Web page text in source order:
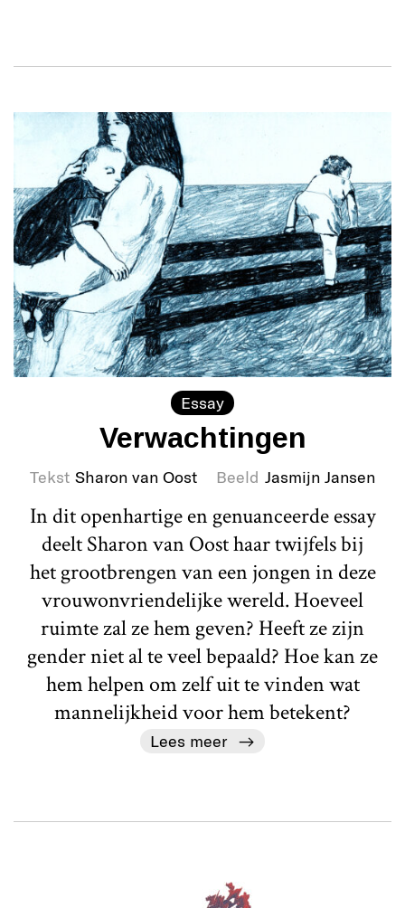
Essay
Verwachtingen
Tekst Sharon van Oost Beeld Jasmijn Jansen
In dit openhartige en genuanceerde essay
deelt Sharon van Oost haar twijfels bij
het grootbrengen van een jongen in deze
vrouwonvriendelijke wereld. Hoeveel
ruimte zal ze hem geven? Heeft ze zijn
gender niet al te veel bepaald? Hoe kan ze
hem helpen om zelf uit te vinden wat
mannelijkheid voor hem betekent?
Lees meer